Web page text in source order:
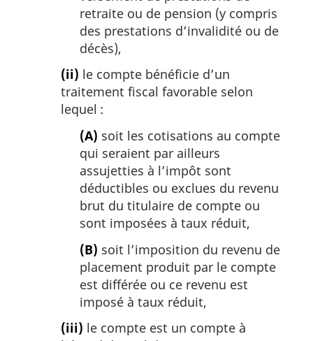
retraite ou de pension (y compris
des prestations d’invalidité ou de
décès),
(ii) le compte bénéficie d’un
traitement fiscal favorable selon
lequel :
(A) soit les cotisations au compte
qui seraient par ailleurs
assujetties à l’impôt sont
déductibles ou exclues du revenu
brut du titulaire de compte ou
sont imposées à taux réduit,
(B) soit l’imposition du revenu de
placement produit par le compte
est différée ou ce revenu est
imposé à taux réduit,
(iii) le compte est un compte à